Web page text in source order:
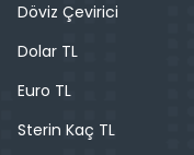
Döviz Çevirici
Dolar TL
Euro TL
Sterin Kaç TL